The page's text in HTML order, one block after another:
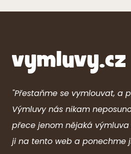
"Přestaňme se vymlouvat, a
Výmluvy nás nikam
přece jenom nějaká
ji na tento web a ponechme